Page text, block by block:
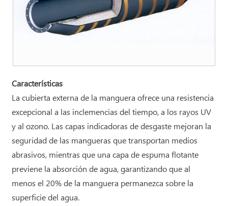
Características
La cubierta externa de la manguera ofrece una resistencia
excepcional a las inclemencias del tiempo, a los rayos UV
y al ozono. Las capas indicadoras de desgaste mejoran la
seguridad de las mangueras que transportan medios
abrasivos, mientras que una capa de espuma flotante
previene la absorción de agua, garantizando que al
menos el 20% de la manguera permanezca sobre la
superficie del agua.